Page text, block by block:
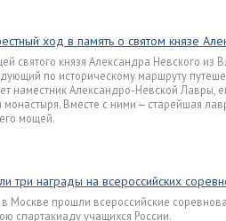
ход в память о святом князе
святого князя Александра Невского из
по историческому маршруту
наместник Александро-Невской Лавры,
Вместе с ними — старейшая
мощей.
три награды на всероссийских
Москве прошли всероссийские
спартакиаду учащихся России.